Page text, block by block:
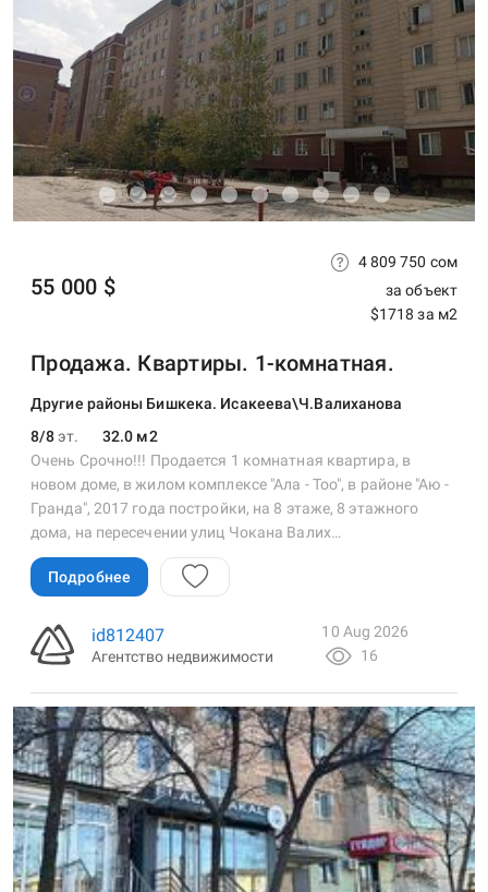
Продажа. Квартиры. 1-комнатная.
Другие районы Бишкека. Исакеева\Ч.Валиханова
8/8 эт. 32.0 м2
55 000 $
4 809 750 сом
за объект
$1718 за м2
Очень Срочно!!! Продается 1 комнатная квартира, в
новом доме, в жилом комплексе "Ала - Тоо", в районе "Аю -
Гранда", 2017 года постройки, на 8 этаже, 8 этажного
дома, на пересечении улиц Чокана Валих…
Подробнее
id812407
Агентство недвижимости
10 Aug 2026
16